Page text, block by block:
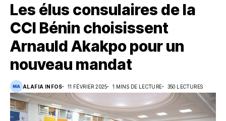
Les élus consulaires de la
CCI Bénin choisissent
Arnauld Akakpo pour un
nouveau mandat
ALAFIA INFOS 11 FÉVRIER 2025 1 MINS DE LECTURE 350 LECTURES